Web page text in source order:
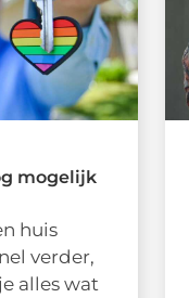
mogelijk
huis
verder,
alles wat